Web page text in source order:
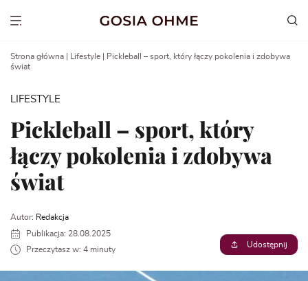
Show menu
Strona główna Lifestyle
Pickleball – sport, który łączy pokolenia i zdobywa
świat
LIFESTYLE
Pickleball – sport, który
łączy pokolenia i zdobywa
świat
Autor: Redakcja
Publikacja: 28.08.2025
Przeczytasz w: 4 minuty
Udostępnij